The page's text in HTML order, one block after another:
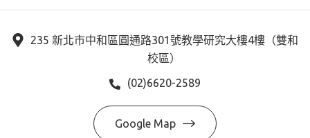
235 新北市中和區圓通路301號教學研究大樓4樓（雙和
校區）
(02)6620-2589
Google Map